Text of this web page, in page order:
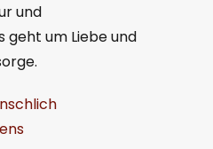
und
geht um Liebe und